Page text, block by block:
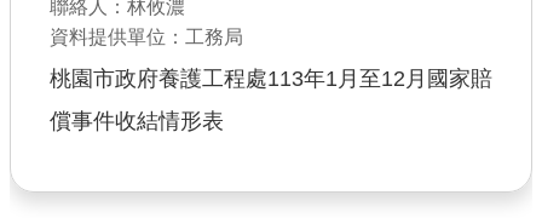
公共工程
回首頁
市政信箱
聯絡人：林攸濃
資料提供單位：工務局
桃園市政府養護工程處113年1月至12月國家賠
償事件收結情形表